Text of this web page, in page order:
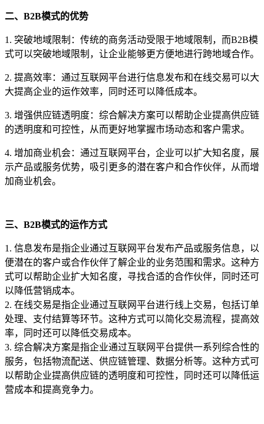
二、B2B模式的优势
1. 突破地域限制：传统的商务活动受限于地域限制，而B2B模
式可以突破地域限制，让企业能够更方便地进行跨地域合作。
2. 提高效率：通过互联网平台进行信息发布和在线交易可以大
大提高企业的运作效率，同时还可以降低成本。
3. 增强供应链透明度：综合解决方案可以帮助企业提高供应链
的透明度和可控性，从而更好地掌握市场动态和客户需求。
4. 增加商业机会：通过互联网平台，企业可以扩大知名度，展
示产品或服务优势，吸引更多的潜在客户和合作伙伴，从而增
加商业机会。
三、B2B模式的运作方式
1. 信息发布是指企业通过互联网平台发布产品或服务信息，以
便潜在的客户或合作伙伴了解企业的业务范围和需求。这种方
式可以帮助企业扩大知名度，寻找合适的合作伙伴，同时还可
以降低营销成本。
2. 在线交易是指企业通过互联网平台进行线上交易，包括订单
处理、支付结算等环节。这种方式可以简化交易流程，提高效
率，同时还可以降低交易成本。
3. 综合解决方案是指企业通过互联网平台提供一系列综合性的
服务，包括物流配送、供应链管理、数据分析等。这种方式可
以帮助企业提高供应链的透明度和可控性，同时还可以降低运
营成本和提高竞争力。